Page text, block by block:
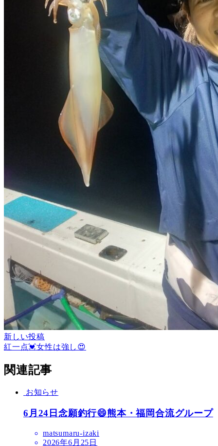
新しい投稿
紅一点💓女性は強し😍
関連記事
お知らせ
6月24日念願釣行😄熊本・福岡合流グループ
matsumaru-izaki
2026年6月25日